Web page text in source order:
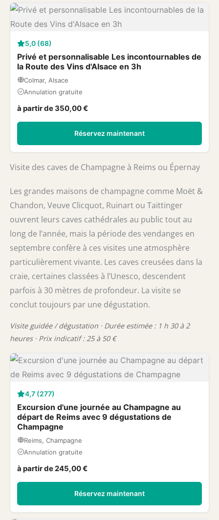
5,0 (68)
Privé et personnalisable Les incontournables de
la Route des Vins d'Alsace en 3h
Colmar, Alsace
Annulation gratuite
à partir de 350,00 €
Réservez maintenant
Visite des caves de Champagne à Reims ou Épernay
Les grandes maisons de champagne comme Moët &
Chandon, Veuve Clicquot, Ruinart ou Taittinger
ouvrent leurs caves cathédrales au public tout au
long de l’année, mais la période des vendanges en
septembre confère à ces visites une atmosphère
particulièrement vivante. Les caves creusées dans la
craie, certaines classées à l’Unesco, descendent
parfois à 30 mètres de profondeur. La visite se
conclut toujours par une dégustation.
Visite guidée / dégustation · Durée estimée : 1 h 30 à 2
heures · Prix indicatif : 25 à 50 €
4,7 (277)
Excursion d'une journée au Champagne au
départ de Reims avec 9 dégustations de
Champagne
Reims, Champagne
Annulation gratuite
à partir de 245,00 €
Réservez maintenant